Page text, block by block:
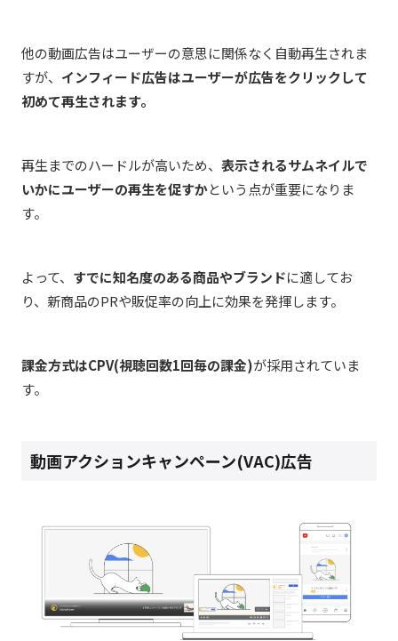
他の動画広告はユーザーの意思に関係なく自動再生されま
すが、 インフィード広告はユーザーが広告をクリックして
初めて再生されます。
再生までのハードルが高いため、 表示されるサムネイルで
いかにユーザーの再生を促すかという点が重要になりま
す。
よって、 すでに知名度のある商品やブランドに適してお
り、新商品のPRや販促率の向上に効果を発揮します。
課金方式はCPV(視聴回数1回毎の課金)が採用されていま
す。
動画アクションキャンペーン(VAC)広告